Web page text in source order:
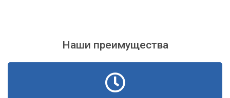
Наши преимущества